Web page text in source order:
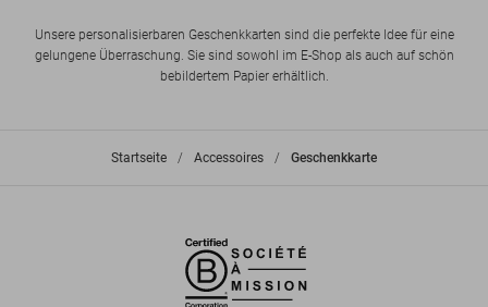
Unsere personalisierbaren Geschenkkarten sind die perfekte Idee für eine
gelungene Überraschung. Sie sind sowohl im E-Shop als auch auf schön
bebildertem Papier erhältlich.
Startseite >
Accessoires >
Geschenkkarte